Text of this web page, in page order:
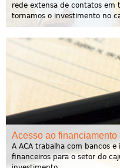
rede extensa de contatos em
tornamos o investimento no
Acesso ao financiamento
A ACA trabalha com bancos
financeiros para o setor do